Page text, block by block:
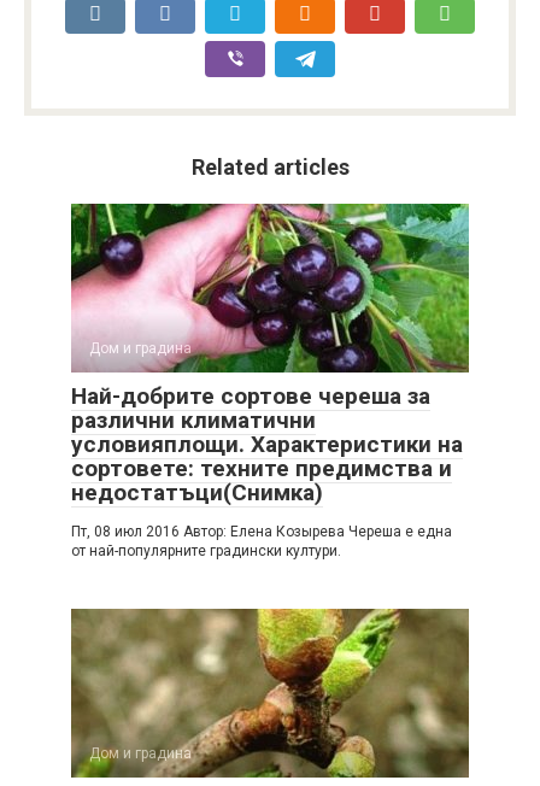
Related articles
Дом и градина
Най-добрите сортове череша за
различни климатични
условияплощи. Характеристики на
сортовете: техните предимства и
недостатъци(Снимка)
Пт, 08 июл 2016 Автор: Елена Козырева Череша е една
от най-популярните градински култури.
Дом и градина